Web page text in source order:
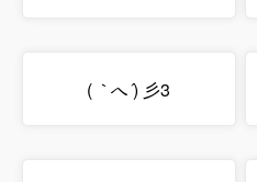
( ｀へ´) 彡3